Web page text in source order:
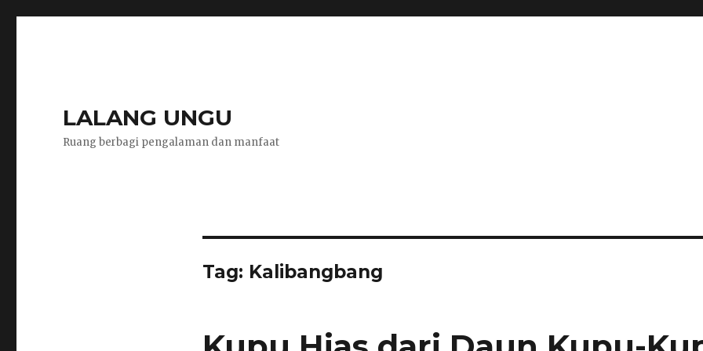
LALANG UNGU
Ruang berbagi pengalaman dan manfaat
Tag: Kalibangbang